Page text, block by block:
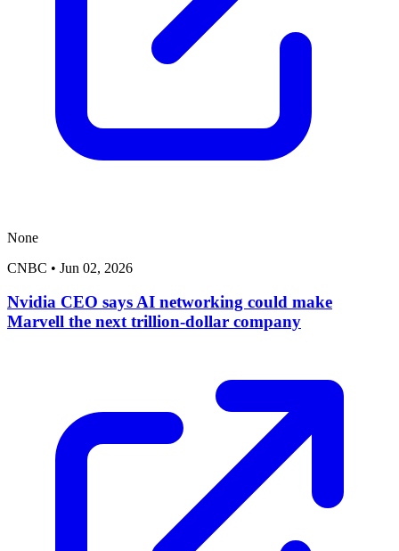
None
CNBC • Jun 02, 2026
Nvidia CEO says AI networking could make
Marvell the next trillion-dollar company